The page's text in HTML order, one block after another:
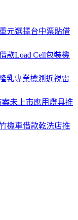
元選擇台中票貼借
款Load Cell包裝機
乳專業檢測近視雷
未上市應用燈具推
機車借款乾洗店推